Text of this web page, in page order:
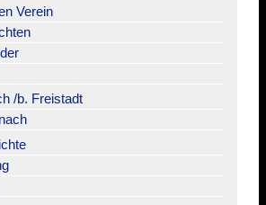
Verein
/b. Freistadt